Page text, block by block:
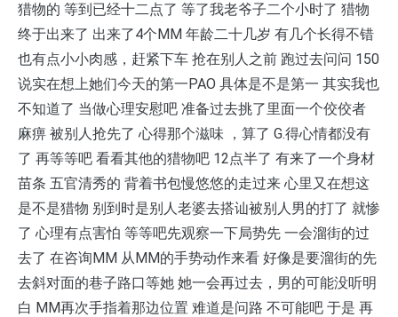
猎物的 等到已经十二点了 等了我老爷子二个小时了 猎物
终于出来了 出来了4个MM 年龄二十几岁 有几个长得不错
也有点小小肉感，赶紧下车 抢在别人之前 跑过去问问 150
说实在想上她们今天的第一PAO 具体是不是第一 其实我也
不知道了 当做心理安慰吧 准备过去挑了里面一个佼佼者
麻痹 被别人抢先了 心得那个滋味 ，算了 G.得心情都没有
了 再等等吧 看看其他的猎物吧 12点半了 有来了一个身材
苗条 五官清秀的 背着书包慢悠悠的走过来 心里又在想这
是不是猎物 别到时是别人老婆去搭讪被别人男的打了 就惨
了 心理有点害怕 等等吧先观察一下局势先 一会溜街的过
去了 在咨询MM 从MM的手势动作来看 好像是要溜街的先
去斜对面的巷子路口等她 她一会再过去，男的可能没听明
白 MM再次手指着那边位置 难道是问路 不可能吧 于是 再